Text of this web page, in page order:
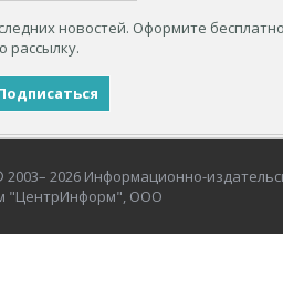
новостей. Оформите
рассылку.
2026 Информационно-
"ЦентрИнформ", ООО